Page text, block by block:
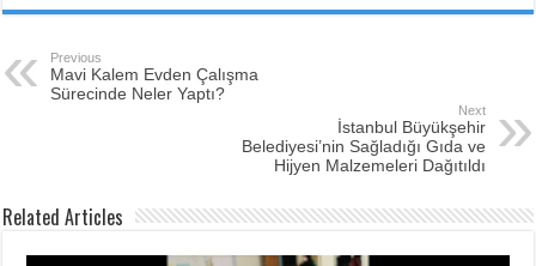
Previous
Mavi Kalem Evden Çalışma
Sürecinde Neler Yaptı?
Next
İstanbul Büyükşehir
Belediyesi’nin Sağladığı Gıda ve
Hijyen Malzemeleri Dağıtıldı
Related Articles